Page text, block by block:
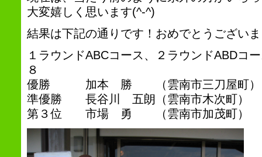
大変嬉しく思います(^-^)
結果は下記の通りです！おめでとうござい
１ラウンドABCコース、２ラウンドABDコ
８
優勝 加本 勝 （雲南市三刀屋町）
準優勝 長谷川 五朗（雲南市木次町）
第３位 市場 勇 （雲南市加茂町）